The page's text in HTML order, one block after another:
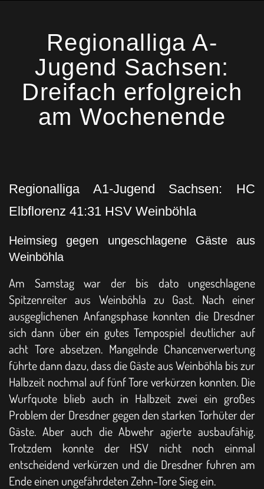
Regionalliga A-
Jugend Sachsen:
Dreifach erfolgreich
am Wochenende
Regionalliga A1-Jugend Sachsen: HC
Elbflorenz 41:31 HSV Weinböhla
Heimsieg gegen ungeschlagene Gäste aus
Weinböhla
Am Samstag war der bis dato ungeschlagene
Spitzenreiter aus Weinböhla zu Gast. Nach einer
ausgeglichenen Anfangsphase konnten die Dresdner
sich dann über ein gutes Tempospiel deutlicher auf
acht Tore absetzen. Mangelnde Chancenverwertung
führte dann dazu, dass die Gäste aus Weinböhla bis zur
Halbzeit nochmal auf fünf Tore verkürzen konnten. Die
Wurfquote blieb auch in Halbzeit zwei ein großes
Problem der Dresdner gegen den starken Torhüter der
Gäste. Aber auch die Abwehr agierte ausbaufähig.
Trotzdem konnte der HSV nicht noch einmal
entscheidend verkürzen und die Dresdner fuhren am
Ende einen ungefährdeten Zehn-Tore Sieg ein.